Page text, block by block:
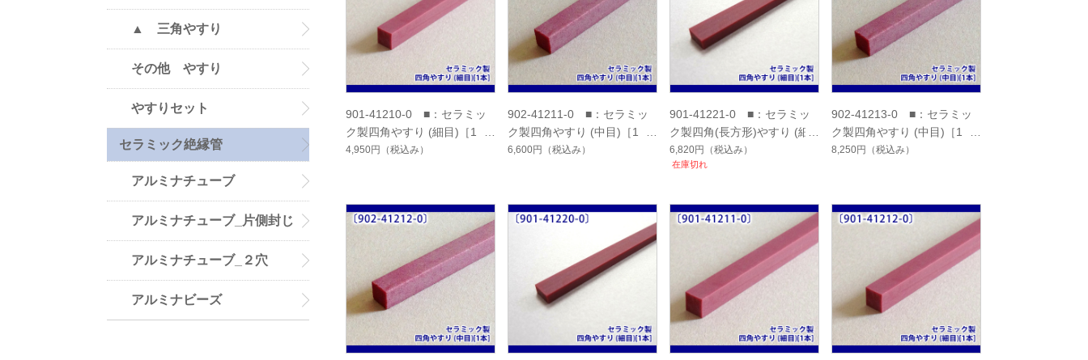
901-41210-0 ■：セラミッ
ク製四角やすり (細目)［1
本］
4,950円 （税込み）
902-41211-0 ■：セラミッ
ク製四角やすり (中目)［1
本］
6,600円 （税込み）
901-41221-0 ■：セラミッ
ク製四角(長方形)やすり (細
目)［1本］
6,820円 （税込み）
在庫切れ
902-41213-0 ■：セラミッ
ク製四角やすり (中目)［1
本］
8,250円 （税込み）
▲ 三角やすり
その他 やすり
やすりセット
セラミック絶縁管
アルミナチューブ
アルミナチューブ_片側封じ
アルミナチューブ_２穴
アルミナビーズ